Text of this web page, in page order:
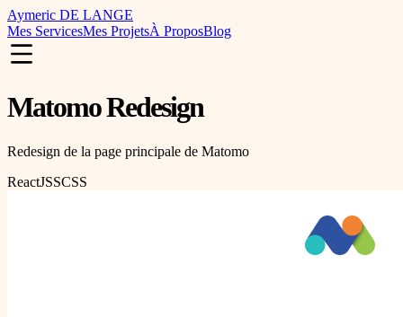
Aymeric DE LANGE
Mes ServicesMes ProjetsÀ ProposBlog
Matomo Redesign
Redesign de la page principale de Matomo
ReactJSSCSS